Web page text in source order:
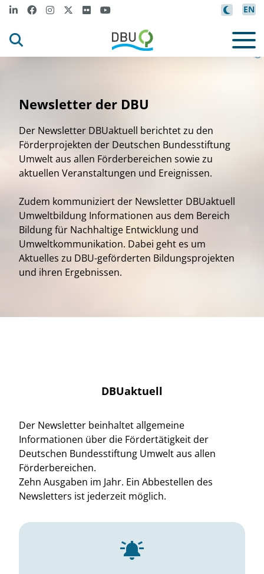
EN
©C
an
va
/
o
n
kt
i
on G
et
yI
ma
ge
s
Newsletter der DBU
Der Newsletter DBUaktuell berichtet zu den
Förderprojekten der Deutschen Bundesstiftung
Umwelt aus allen Förderbereichen sowie zu
aktuellen Veranstaltungen und Ereignissen.
Zudem kommuniziert der Newsletter DBUaktuell
Umweltbildung Informationen aus dem Bereich
Bildung für Nachhaltige Entwicklung und
Umweltkommunikation. Dabei geht es um
Aktuelles zu DBU-geförderten Bildungsprojekten
und ihren Ergebnissen.
DBUaktuell
Der Newsletter beinhaltet allgemeine
Informationen über die Fördertätigkeit der
Deutschen Bundesstiftung Umwelt aus allen
Förderbereichen.
Zehn Ausgaben im Jahr. Ein Abbestellen des
Newsletters ist jederzeit möglich.